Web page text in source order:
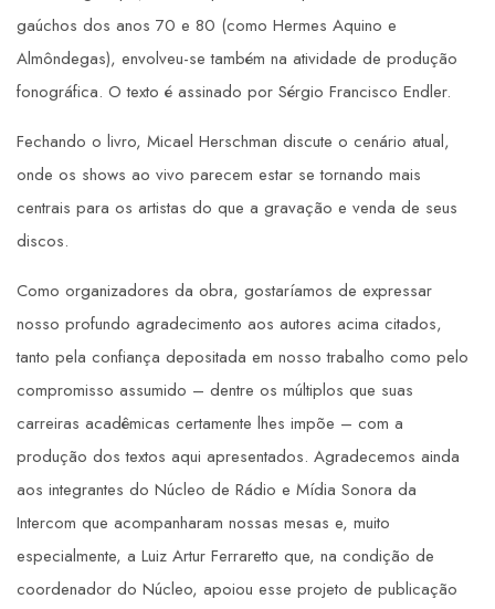
gaúchos dos anos 70 e 80 (como Hermes Aquino e
Almôndegas), envolveu-se também na atividade de produção
fonográfica. O texto é assinado por Sérgio Francisco Endler.
Fechando o livro, Micael Herschman discute o cenário atual,
onde os shows ao vivo parecem estar se tornando mais
centrais para os artistas do que a gravação e venda de seus
discos.
Como organizadores da obra, gostaríamos de expressar
nosso profundo agradecimento aos autores acima citados,
tanto pela confiança depositada em nosso trabalho como pelo
compromisso assumido – dentre os múltiplos que suas
carreiras acadêmicas certamente lhes impõe – com a
produção dos textos aqui apresentados. Agradecemos ainda
aos integrantes do Núcleo de Rádio e Mídia Sonora da
Intercom que acompanharam nossas mesas e, muito
especialmente, a Luiz Artur Ferraretto que, na condição de
coordenador do Núcleo, apoiou esse projeto de publicação